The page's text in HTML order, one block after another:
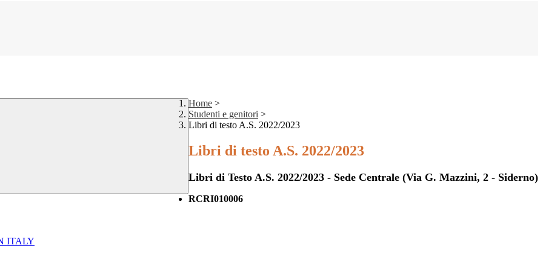
Home >
Studenti e genitori >
Libri di testo A.S. 2022/2023
Libri di testo A.S. 2022/2023
Libri di Testo A.S. 2022/2023 - Sede Centrale (Via G. Mazzini, 2 - Siderno)
RCRI010006
ITALY